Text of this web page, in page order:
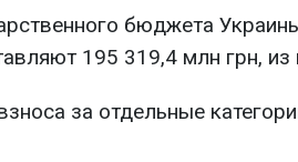
бюджета
195 319,4 млн грн, из
за отдельные